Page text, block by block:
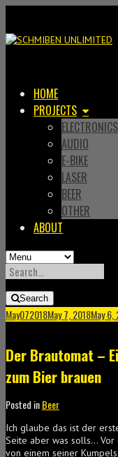
HOME
PROJECTS
ELECTRONICS
AUDIO
E-BIKE
LASER
BEER
OTHER
ABOUT
SEARCH
FOR:Search
May072018May 7, 2018May 6,
Der Brautomat –
zum Bier brauen
Posted inBeer
Ich glaube das ist der
Seite aber was solls…
von einem seiner